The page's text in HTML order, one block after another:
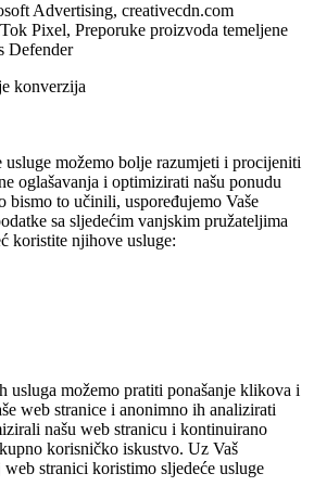
Advertising, creativecdn.com
Pixel, Preporuke proizvoda temeljene
Defender
konverzija
usluge možemo bolje razumjeti i procijeniti
oglašavanja i optimizirati našu ponudu
bismo to učinili, uspoređujemo Vaše
sa sljedećim vanjskim pružateljima
koristite njihove usluge:
usluga možemo pratiti ponašanje klikova i
web stranice i anonimno ih analizirati
našu web stranicu i kontinuirano
korisničko iskustvo. Uz Vaš
stranici koristimo sljedeće usluge